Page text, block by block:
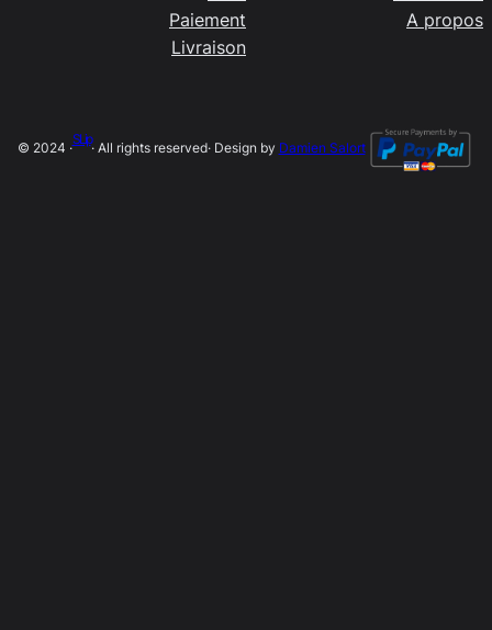
Paiement
Livraison
A propos
© 2024 ·
SLip
· All rights reserved· Design by Damien Salort